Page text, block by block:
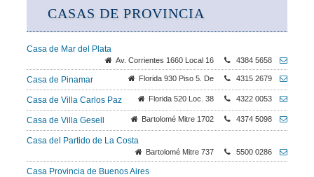
CASAS DE PROVINCIA
Casa de Mar del Plata
Av. Corrientes 1660 Local 16 4384 5658
Casa de Pinamar Florida 930 Piso 5. De 4315 2679
Casa de Villa Carlos Paz Florida 520 Loc. 38 4322 0053
Casa de Villa Gesell Bartolomé Mitre 1702 4374 5098
Casa del Partido de La Costa
Bartolomé Mitre 737 5500 0286
Casa Provincia de Buenos Aires